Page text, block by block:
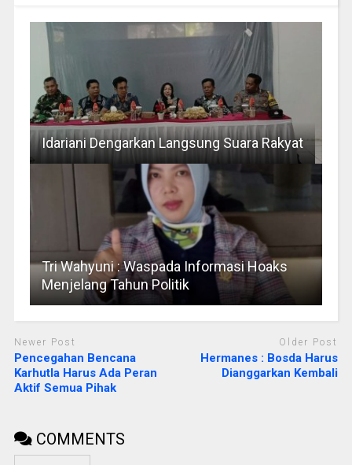
Idariani Dengarkan Langsung Suara Rakyat
Tri Wahyuni : Waspada Informasi Hoaks
Menjelang Tahun Politik
Newer Post
Pencegahan Bencana
Karhutla Harus Ada Peran
Aktif Semua Pihak
Older Post
Hermanes : Bosda Harus
Dianggarkan Kembali
COMMENTS